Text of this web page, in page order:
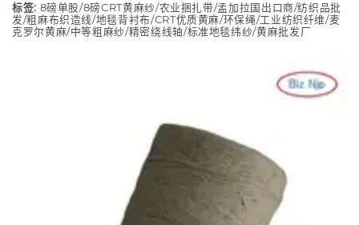
标签: 8磅单股/8磅CRT黄麻纱/农业捆扎带/孟加拉国出口商/纺织品批
发/粗麻布织造线/地毯背衬布/CRT优质黄麻/环保绳/工业纺织纤维/麦
克罗尔黄麻/中等粗麻纱/精密绕线轴/标准地毯纬纱/黄麻批发厂